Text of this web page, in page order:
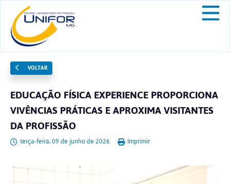
VOLTAR
EDUCAÇÃO FÍSICA EXPERIENCE PROPORCIONA
VIVÊNCIAS PRÁTICAS E APROXIMA VISITANTES
DA PROFISSÃO
terça-feira, 09 de junho de 2026. Imprimir